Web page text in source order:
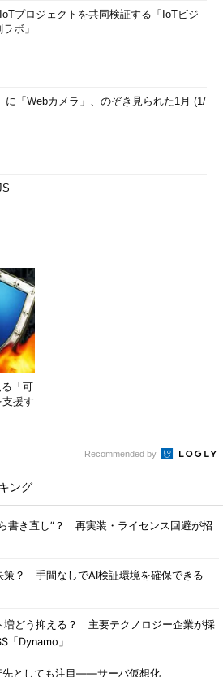
プロジェクトを共同検証する「IoTビジ
ボ」
に「Webカメラ」、のぞき見られた1月 (1/
「可
援す
Recommended by
ング
書き直し”？ 再実装・ライセンス回避が招
策？ 手間なしでAI検証環境を確保できる
増どう抑える？ 主要テクノロジー企業が採
「Dynamo」
先としても注目――サーバ仮想化